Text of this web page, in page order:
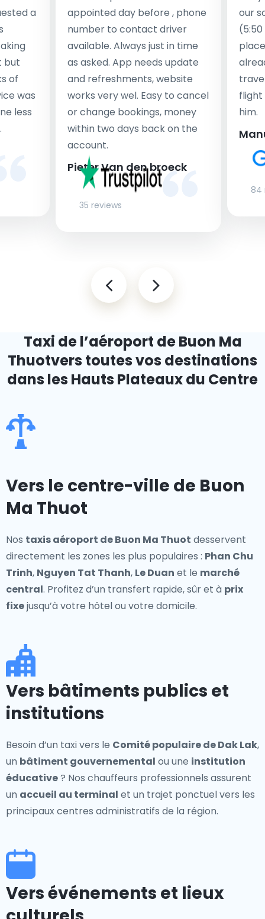
a
but
of
was
less
appointed day before , phone
number to contact driver
available. Always just in time
as asked. App needs update
and refreshments, website
works very wel. Easy to cancel
or change bookings, money
within two days back on the
account.
Pieter Van den broeck
35 reviews
our
flight
him.
84
Taxi de l’aéroport de Buon Ma
Thuotvers toutes vos destinations
dans les Hauts Plateaux du Centre
Vers le centre-ville de Buon
Ma Thuot
Nos taxis aéroport de Buon Ma Thuot desservent
directement les zones les plus populaires : Phan Chu
Trinh, Nguyen Tat Thanh, Le Duan et le marché
central. Profitez d’un transfert rapide, sûr et à prix
fixejusqu’à votre hôtel ou votre domicile.
Vers bâtiments publics et
institutions
Besoin d’un taxi vers le Comité populaire de Dak Lak,
un bâtiment gouvernemental ou une institution
éducative? Nos chauffeurs professionnels assurent
un accueil au terminal et un trajet ponctuel vers les
principaux centres administratifs de la région.
Vers événements et lieux